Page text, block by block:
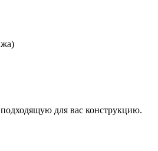
для вас конструкцию.